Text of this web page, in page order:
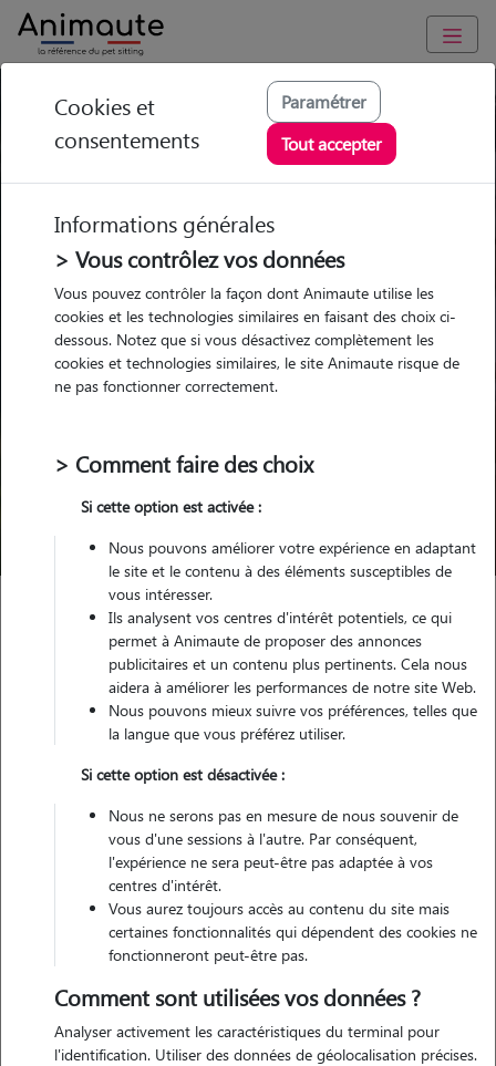
Trouvez votre gardien idéal !
Garde
chez le Pet Sitter
Garde
chez le Pet Sitter Visites
Visites
Pour quel animal ?
Trouver mon Pet Sitter
Garde animaux France Nouvelle Aquitaine
Gironde
Nos dog sitters à Le Barp
Cookies et
consentements
Paramétrer
Tout accepter
Informations générales
> Vous contrôlez vos données
Vous pouvez contrôler la façon dont Animaute utilise les
cookies et les technologies similaires en faisant des choix ci-
dessous. Notez que si vous désactivez complètement les
cookies et technologies similaires, le site Animaute risque de
ne pas fonctionner correctement.
> Comment faire des choix
Si cette option est activée :
Nous pouvons améliorer votre expérience en adaptant
le site et le contenu à des éléments susceptibles de
vous intéresser.
Ils analysent vos centres d'intérêt potentiels, ce qui
permet à Animaute de proposer des annonces
publicitaires et un contenu plus pertinents. Cela nous
aidera à améliorer les performances de notre site Web.
Nous pouvons mieux suivre vos préférences, telles que
la langue que vous préférez utiliser.
Si cette option est désactivée :
Nous ne serons pas en mesure de nous souvenir de
vous d'une sessions à l'autre. Par conséquent,
l'expérience ne sera peut-être pas adaptée à vos
centres d'intérêt.
Vous aurez toujours accès au contenu du site mais
certaines fonctionnalités qui dépendent des cookies ne
fonctionneront peut-être pas.
Comment sont utilisées vos données ?
Analyser activement les caractéristiques du terminal pour
l'identification. Utiliser des données de géolocalisation précises.